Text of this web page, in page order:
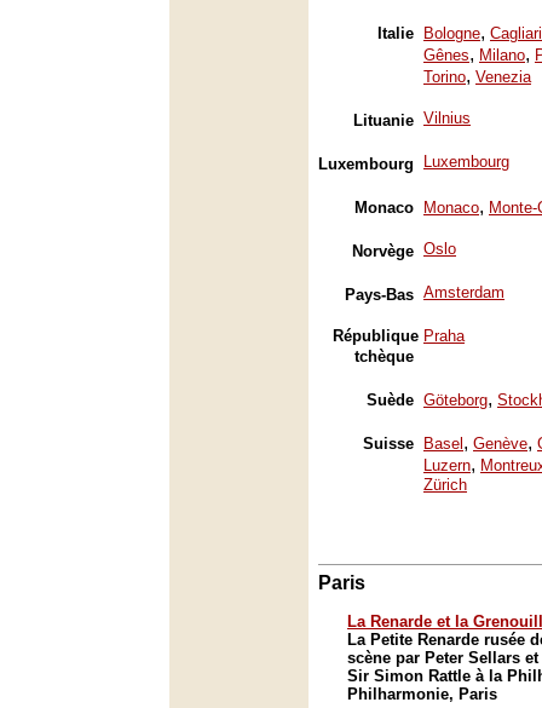
Italie Bologne, Cagliari
Gênes, Milano,
Torino, Venezia
Lituanie Vilnius
Luxembourg Luxembourg
Monaco Monaco, Monte-
Norvège Oslo
Pays-Bas Amsterdam
République
tchèque
Praha
Suède Göteborg,
Suisse Basel , Genève,
Luzern,
Zürich
Paris
La Renarde et la
La Petite Renarde rusée
scène par Peter Sellars
Sir Simon Rattle à la
Philharmonie, Paris